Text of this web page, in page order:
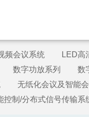
频会议系统
LED高
数字功放系列
数
无纸化会议及智能
控制/分布式信号传输系